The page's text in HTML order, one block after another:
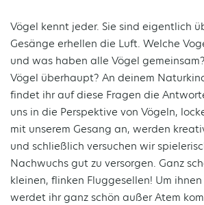
Vögel kennt jeder. Sie sind eigentlich
Gesänge erhellen die Luft. Welche
und was haben alle Vögel
Vögel überhaupt? An deinem
findet ihr auf diese Fragen die
uns in die Perspektive von Vögeln,
mit unserem Gesang an, werden
und schließlich versuchen wir
Nachwuchs gut zu versorgen. Ganz
kleinen, flinken Fluggesellen! Um
werdet ihr ganz schön außer Atem